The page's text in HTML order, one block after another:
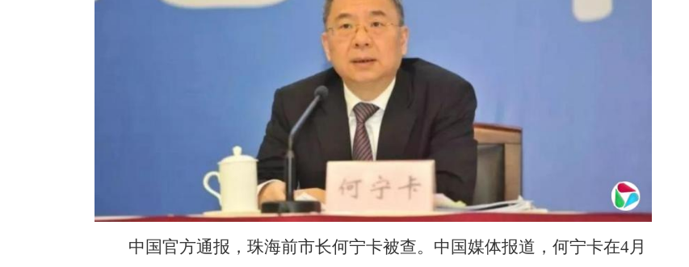
中国官方通报，珠海前市长何宁卡被查。中国媒体报道，何宁卡在4月